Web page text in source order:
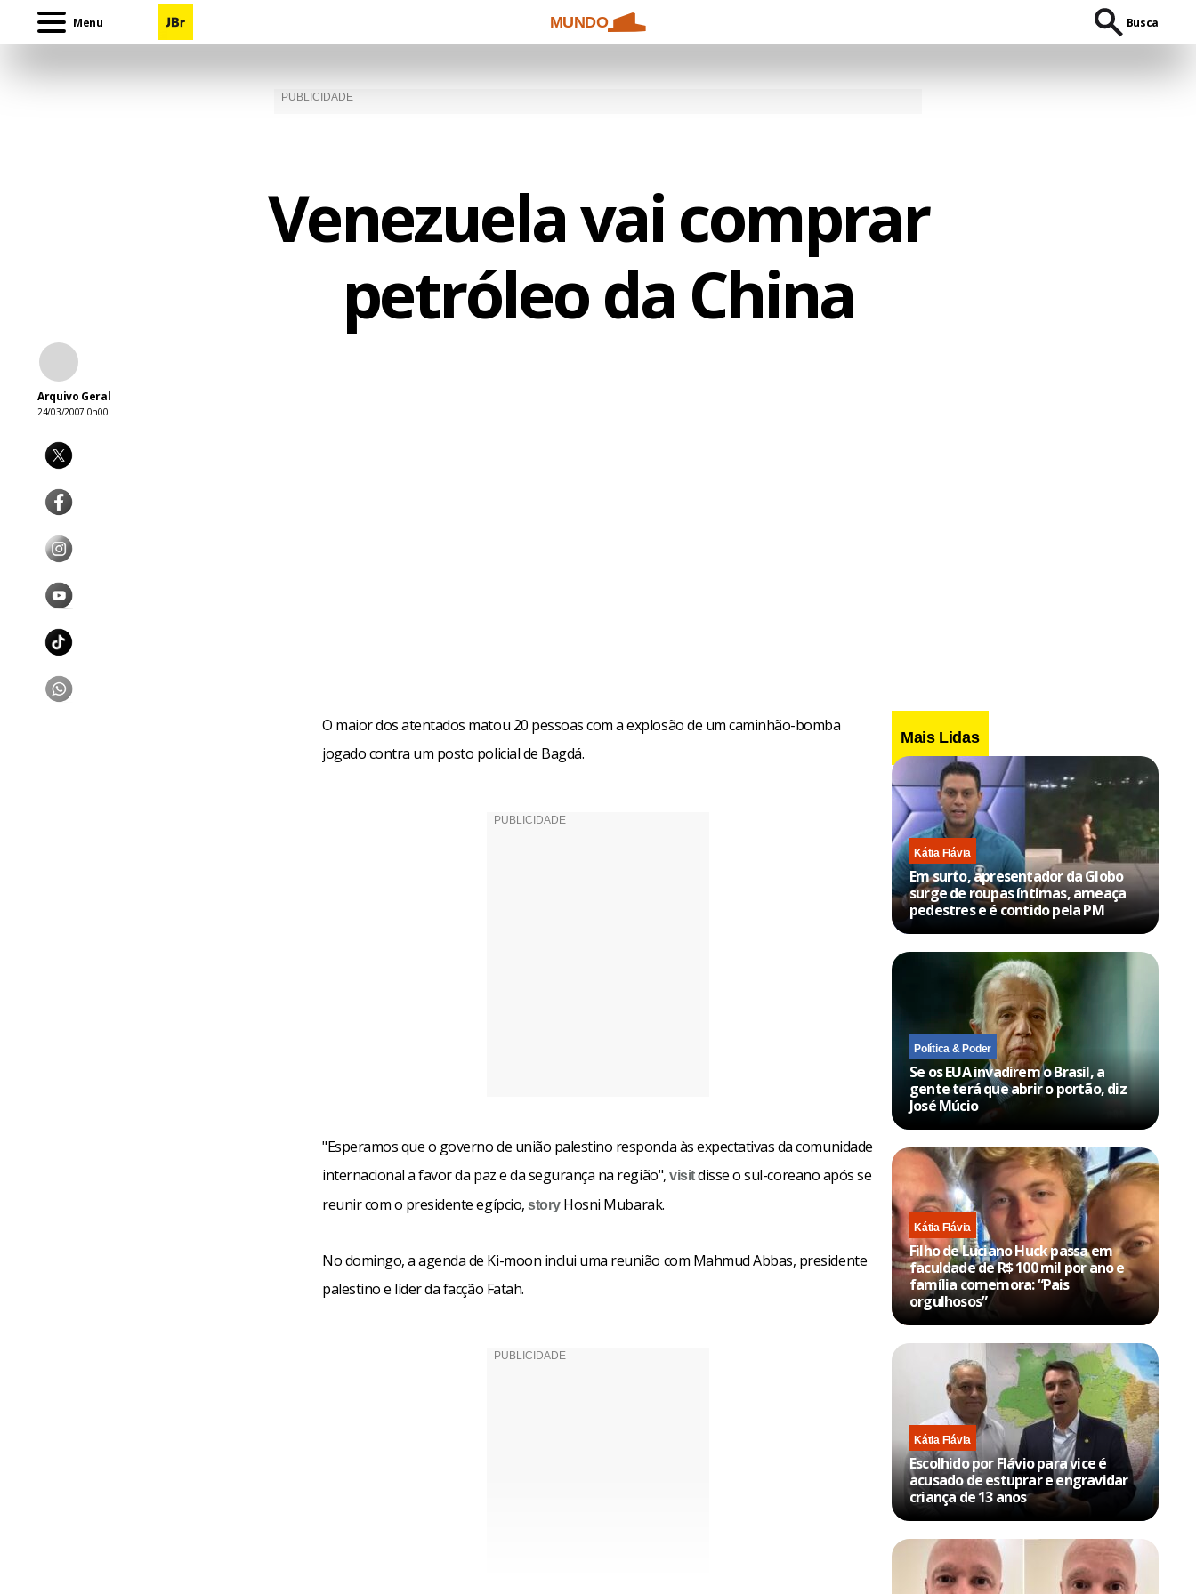
Menu MUNDO Busca
Venezuela vai comprar
petróleo da China
Arquivo Geral
24/03/2007 0h00
O maior dos atentados matou 20 pessoas com a explosão de um caminhão-bomba
jogado contra um posto policial de Bagdá.
"Esperamos que o governo de união palestino responda às expectativas da comunidade
internacional a favor da paz e da segurança na região",visitdisse o sul-coreano após se
reunir com o presidente egípcio,storyHosni Mubarak.
No domingo, a agenda de Ki-moon inclui uma reunião com Mahmud Abbas, presidente
palestino e líder da facção Fatah.
Mais Lidas
Kátia Flávia
Em surto, apresentador da Globo
surge de roupas íntimas, ameaça
pedestres e é contido pela PM
Política & Poder
Se os EUA invadirem o Brasil, a
gente terá que abrir o portão, diz
José Múcio
Kátia Flávia
Filho de Luciano Huck passa em
faculdade de R$ 100 mil por ano e
família comemora: “Pais
orgulhosos”
Kátia Flávia
Escolhido por Flávio para vice é
acusado de estuprar e engravidar
criança de 13 anos